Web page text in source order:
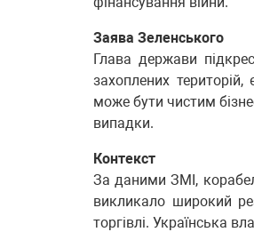
Заява Зеленського
Глава держави
захоплених
може бути чистим
випадки.
Контекст
За даними ЗМІ,
викликало широкий
торгівлі. Українська